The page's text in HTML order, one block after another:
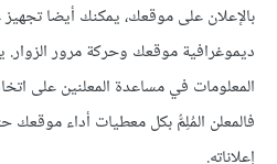
بالإعلان على موقعك، يمكنك أيضا
ديموغرافية موقعك وحركة مرور الزوار.
المعلومات في مساعدة المعلنين على
فالمعلن المُلِمُّ بكل معطيات أداء
إعلاناته.